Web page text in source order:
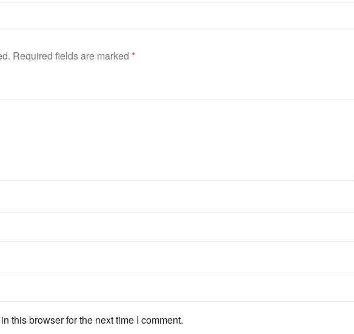
Required fields are marked *
this browser for the next time I comment.